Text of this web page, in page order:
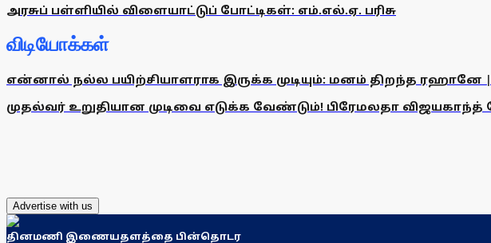
அரசுப் பள்ளியில் விளையாட்டுப் போட்டிகள்: எம்.எல்.ஏ. பரிசு
விடியோக்கள்
என்னால் நல்ல பயிற்சியாளராக இருக்க முடியும்: மனம் திறந்த ரஹானே |
முதல்வர் உறுதியான முடிவை எடுக்க வேண்டும்! பிரேமலதா விஜயகாந்த்
Advertise with us
தினமணி இணையதளத்தை பின்தொடர